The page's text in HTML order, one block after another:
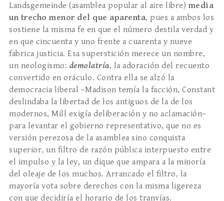
Landsgemeinde (asamblea popular al aire libre) media
un trecho menor del que aparenta, pues a ambos los
sostiene la misma fe en que el número destila verdad y
en que cincuenta y uno frente a cuarenta y nueve
fabrica justicia. Esa superstición merece un nombre,
un neologismo: demolatría, la adoración del recuento
convertido en oráculo. Contra ella se alzó la
democracia liberal –Madison temía la facción, Constant
deslindaba la libertad de los antiguos de la de los
modernos, Mill exigía deliberación y no aclamación–
para levantar el gobierno representativo, que no es
versión perezosa de la asamblea sino conquista
superior, un filtro de razón pública interpuesto entre
el impulso y la ley, un dique que ampara a la minoría
del oleaje de los muchos. Arrancado el filtro, la
mayoría vota sobre derechos con la misma ligereza
con que decidiría el horario de los tranvías.